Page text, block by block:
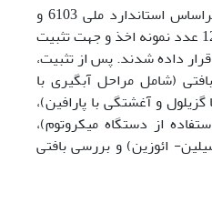
جهت بررسی بافت‌شناسی، براساس استاندارد ملی 6103 و
6103a از هر محصول تعداد 12 عدد نمونه اخذ و جهت تثبیت
10 درصد قرار داده شدند. پس از تثبیت،
(شامل مراحل آبگیری با
و آغشتگی با پارافین)،
از دستگاه میکروتوم)،
ائوزین) و بررسی بافتی